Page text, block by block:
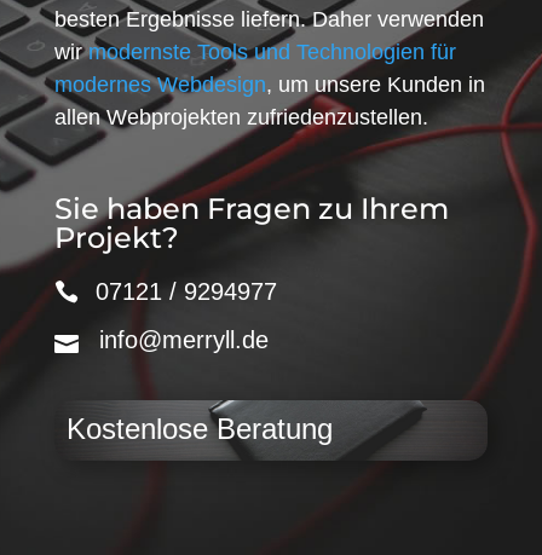
besten Ergebnisse liefern. Daher verwenden
wirmodernste Tools und Technologien für
modernes Webdesign, um unsere Kunden in
allen Webprojekten zufriedenzustellen.
Sie haben Fragen zu Ihrem
Projekt?
07121 / 9294977
info@merryll.de
Kostenlose Beratung